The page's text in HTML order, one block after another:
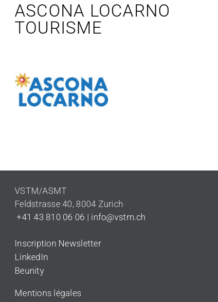
ASCONA LOCARNO
TOURISME
VSTM/ASMT
Feldstrasse 40, 8004 Zurich
+41 43 810 06 06 | info@vstm.ch
Inscription Newsletter
LinkedIn
Beunity
Mentions légales